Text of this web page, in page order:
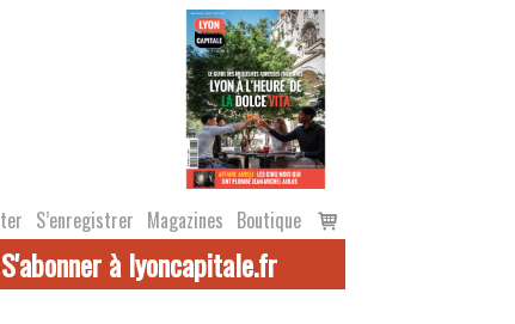
S’enregistrer Magazines Boutique
Voir
le
S'abonner à lyoncapitale.fr